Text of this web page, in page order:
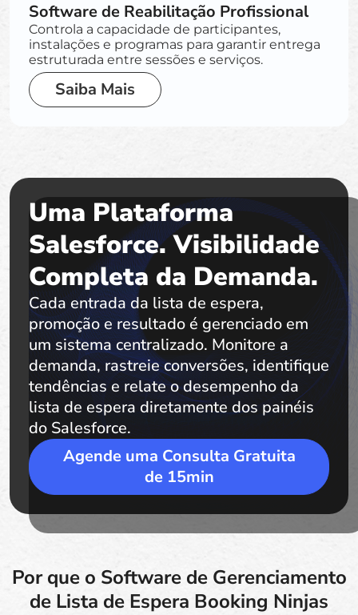
Software de Reabilitação Profissional
Controla a capacidade de participantes,
instalações e programas para garantir entrega
estruturada entre sessões e serviços.
Saiba Mais
Uma Plataforma
Salesforce. Visibilidade
Completa da Demanda.
Cada entrada da lista de espera,
promoção e resultado é gerenciado em
um sistema centralizado. Monitore a
demanda, rastreie conversões, identifique
tendências e relate o desempenho da
lista de espera diretamente dos painéis
do Salesforce.
Agende uma Consulta Gratuita
de 15min
Por que o Software de Gerenciamento
de Lista de Espera Booking Ninjas